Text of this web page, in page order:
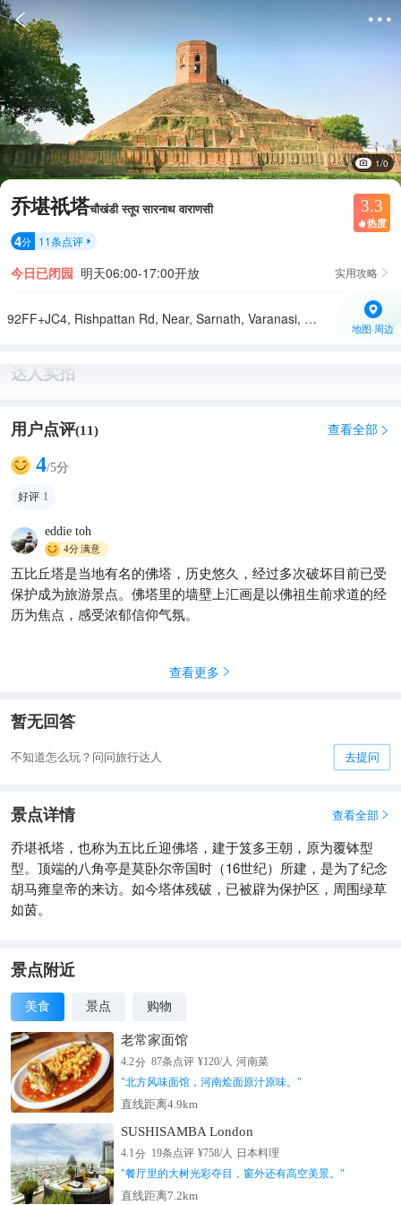
 
1/0
乔堪祇塔चौखंडी स्तूप सारनाथ वाराणसी 3.3
 热度
4分 11条点评 
今日已闭园 明天06:00-17:00开放 实用攻略 
92FF+JC4, Rishpattan Rd, Near, Sarnath, Varanasi, Uttar Pradesh 221007印度
地图·周边
达人实拍
用户点评(11) 查看全部 
4/5分
好评 1
eddie toh
4分满意
五比丘塔是当地有名的佛塔，历史悠久，经过多次破坏目前已受
保护成为旅游景点。佛塔里的墙壁上汇画是以佛祖生前求道的经
历为焦点，感受浓郁信仰气氛。
查看更多 
暂无回答
不知道怎么玩？问问旅行达人 去提问
景点详情 查看全部 
乔堪祇塔，也称为五比丘迎佛塔，建于笈多王朝，原为覆钵型
型。顶端的八角亭是莫卧尔帝国时（16世纪）所建，是为了纪念
胡马雍皇帝的来访。如今塔体残破，已被辟为保护区，周围绿草
如茵。
景点附近
美食 景点 购物
老常家面馆
4.2分 87条点评 ¥120/人 河南菜
"北方风味面馆，河南烩面原汁原味。 "
直线距离4.9km
SUSHISAMBA London
4.1分 19条点评 ¥758/人 日本料理
"餐厅里的大树光彩夺目，窗外还有高空美景。 "
直线距离7.2km